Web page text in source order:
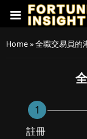
Home»全職交易員的
1
註冊